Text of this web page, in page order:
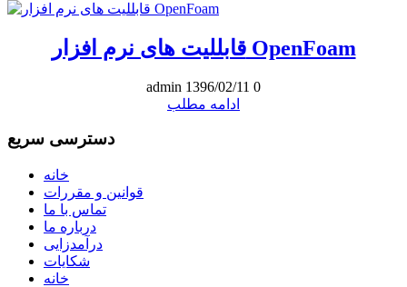
قابللیت های نرم افزار OpenFoam
admin 1396/02/11 0
ادامه مطلب
دسترسی سریع
خانه
قوانین و مقررات
تماس با ما
درباره ما
درآمدزایی
شکایات
خانه